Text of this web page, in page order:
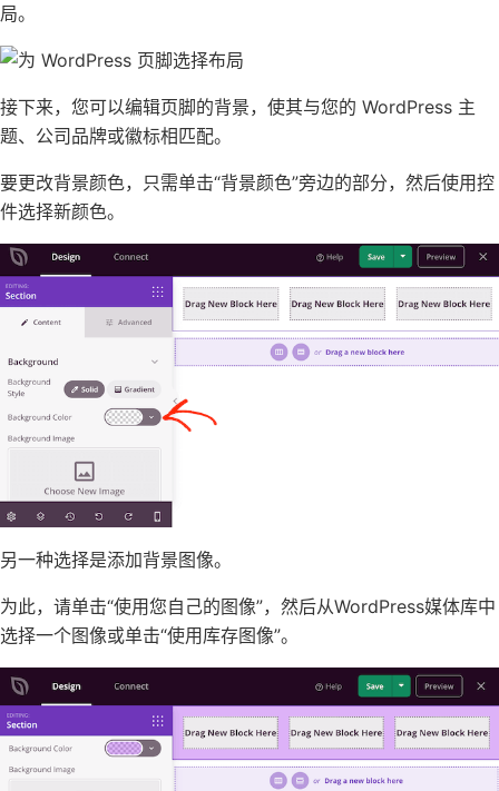
局。
接下来，您可以编辑页脚的背景，使其与您的 WordPress 主
题、公司品牌或徽标相匹配。
要更改背景颜色，只需单击“背景颜色”旁边的部分，然后使用控
件选择新颜色。
另一种选择是添加背景图像。
为此，请单击“使用您自己的图像”，然后从WordPress媒体库中
选择一个图像或单击“使用库存图像”。